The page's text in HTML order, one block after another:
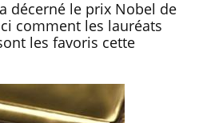
décerné le prix Nobel de
comment les lauréats
les favoris cette